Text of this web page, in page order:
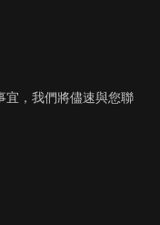
宜，我們將儘速與您聯